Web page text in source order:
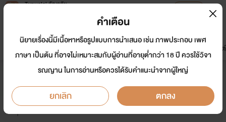
Tunwalai ธัญวลัย
หน้าแรก นิยาย อีบุ๊ก การ์ตูน
มาใหม่
ดรีมแชท ธัญลิสต์
คนสวนครับ...คุณหนูอยากโดนรดน้ำ
นักเขียน: MAPRAWLOVER
Y
คำเตือน
นิยายเรื่องนี้มีเนื้อหาหรือรูปแบบการนำเสนอ เช่น ภาพประกอบ เพศ
ภาษา เป็นต้น ที่อาจไม่เหมาะสมกับผู้อ่านที่อายุต่ำกว่า 18 ปี ควรใช้วิจา
รณญาน ในการอ่านหรือควรได้รับคำแนะนำจากผู้ใหญ่
ยกเลิก ตกลง